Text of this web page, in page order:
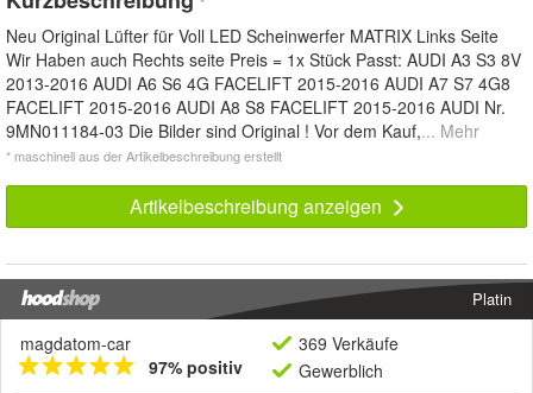
Neu Original Lüfter für Voll LED Scheinwerfer MATRIX Links Seite
Wir Haben auch Rechts seite Preis = 1x Stück Passt: AUDI A3 S3 8V
2013-2016 AUDI A6 S6 4G FACELIFT 2015-2016 AUDI A7 S7 4G8
FACELIFT 2015-2016 AUDI A8 S8 FACELIFT 2015-2016 AUDI Nr.
9MN011184-03 Die Bilder sind Original ! Vor dem Kauf,... Mehr
* maschinell aus der Artikelbeschreibung erstellt
Artikelbeschreibung anzeigen
Platin
magdatom-car
97% positiv
369 Verkäufe
Gewerblich